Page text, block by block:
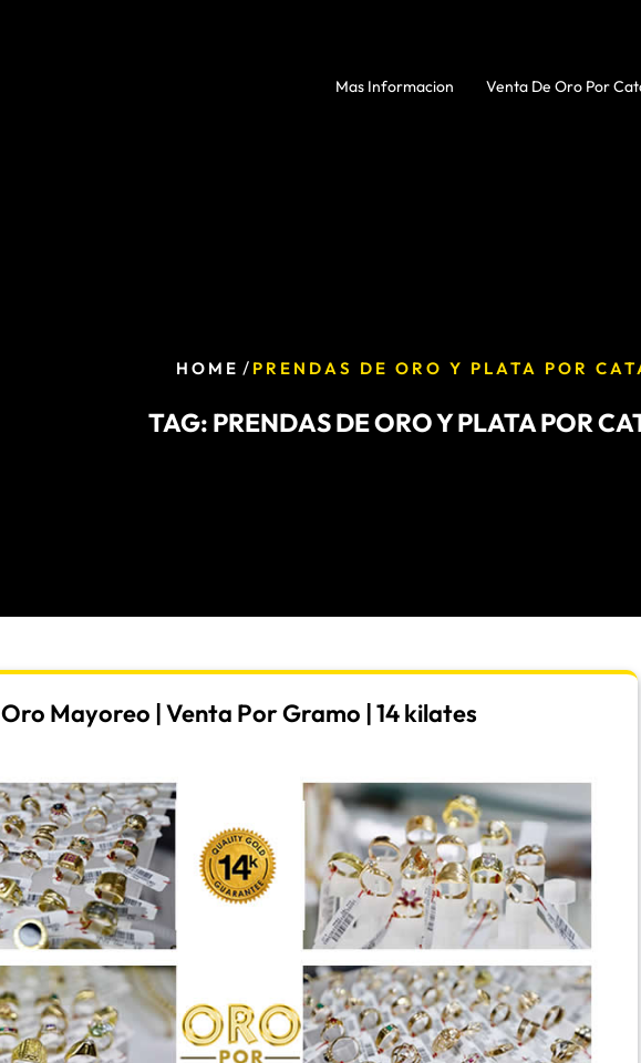
Mas Informacion Venta De Oro Por
HOME / PRENDAS DE ORO Y PLATA POR
TAG: PRENDAS DE ORO Y PLATA POR
Oro Mayoreo | Venta Por Gramo | 14 kilates